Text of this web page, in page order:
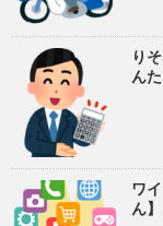
り
ん
ワ
ん